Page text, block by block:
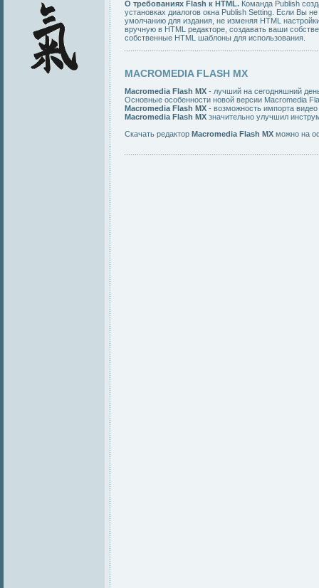
О требованиях Flash к HTML. Команда Publish
установках диалогов окна Publish Setting. Если Вы
умолчанию для издания, не изменяя HTML
вручную в HTML редакторе, создавать ваши
собственные HTML шаблоны для использования.
MACROMEDIA FLASH MX
Macromedia Flash MX - лучший на сегодняшний
Основные особенности новой версии Macromedia
Macromedia Flash MX - возможность импорта
Macromedia Flash MX значительно улучшил
Скачать редактор Macromedia Flash MX можно на